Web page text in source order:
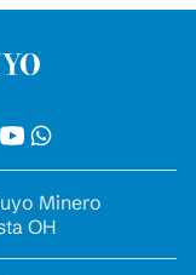
Minero
OH